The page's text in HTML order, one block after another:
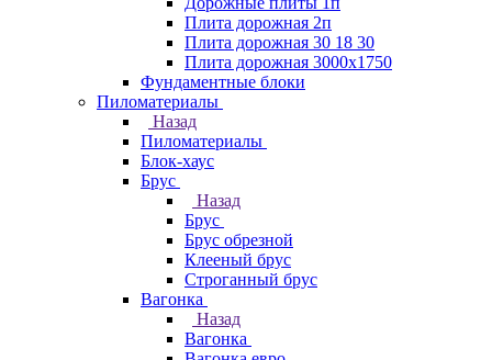
Плита дорожная 2п
Плита дорожная 30 18 30
Плита дорожная 3000х1750
Фундаментные блоки
Пиломатериалы
Назад
Пиломатериалы
Блок-хаус
Брус
Назад
Брус
Брус обрезной
Клееный брус
Строганный брус
Вагонка
Назад
Вагонка